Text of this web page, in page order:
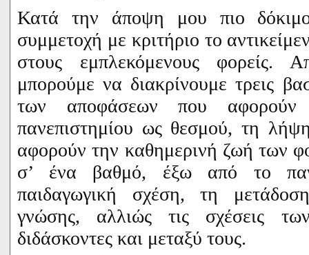
Κατά την άποψη μου πιο
συμμετοχή με κριτήριο το
στους εμπλεκόμενους φορείς.
μπορούμε να διακρίνουμε τρεις
των αποφάσεων που αφορούν
πανεπιστημίου ως θεσμού, τη
αφορούν την καθημερινή ζωή των
σ’ ένα βαθμό, έξω από το
παιδαγωγική σχέση, τη
γνώσης, αλλιώς τις σχέσεις
διδάσκοντες και μεταξύ τους.